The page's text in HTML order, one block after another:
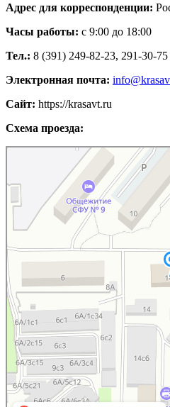
Адрес для корреспонденции:
Часы работы: с 9:00 до 18:00
Тел.: 8 (391) 249-82-23, 291-30-75
Электронная почта:
Сайт: https://krasavt.ru
Схема проезда:
Красноярск
Яндекс.Карты — поиск мест и адресов,